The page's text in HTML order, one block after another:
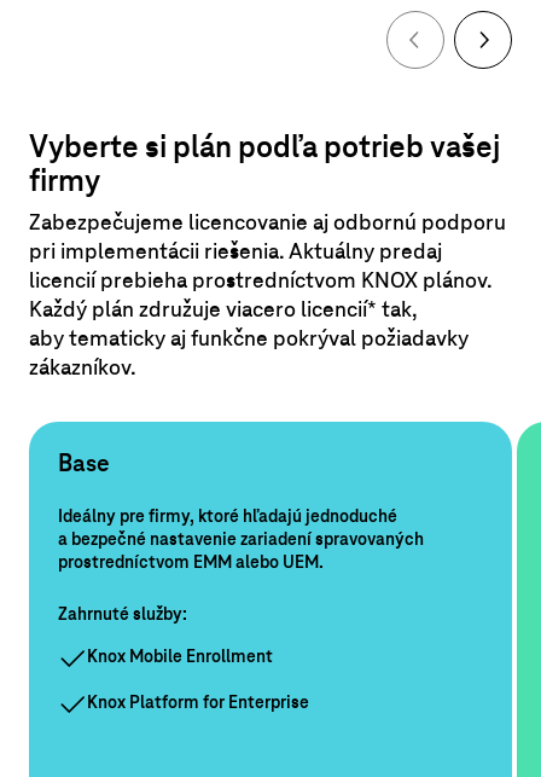
Vyberte si plán podľa potrieb vašej
firmy
Zabezpečujeme licencovanie aj odbornú podporu
pri implementácii riešenia. Aktuálny predaj
licencií prebieha prostredníctvom KNOX plánov.
Každý plán združuje viacero licencií* tak,
aby tematicky aj funkčne pokrýval požiadavky
zákazníkov.
Base
Ideálny pre firmy, ktoré hľadajú jednoduché
a bezpečné nastavenie zariadení spravovaných
prostredníctvom EMM alebo UEM.
Zahrnuté služby:
Knox Mobile Enrollment
Knox Platform for Enterprise